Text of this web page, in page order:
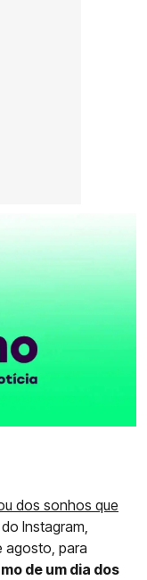
dos sonhos que
Instagram,
agosto, para
de um dia dos